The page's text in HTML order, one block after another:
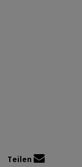
Teilen